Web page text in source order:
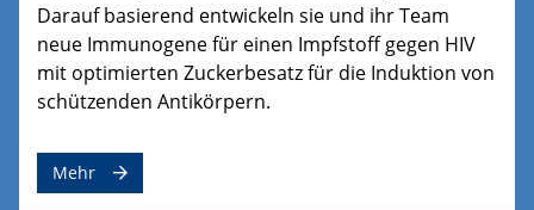
Darauf basierend entwickeln sie und ihr Team
neue Immunogene für einen Impfstoff gegen HIV
mit optimierten Zuckerbesatz für die Induktion von
schützenden Antikörpern.
Mehr